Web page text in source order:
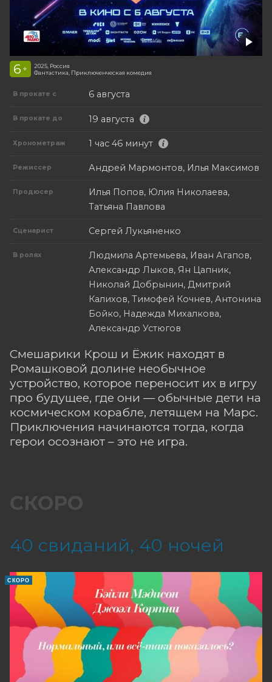
6 +
2025, Россия
Фантастика, Приключенческая комедия
В прокате с 6 августа
В прокате до 19 августа
Хронометраж 1 час 46 минут
Режиссер Андрей Мармонтов, Илья Максимов
Продюсер
Илья Попов, Юлия Николаева,
Татьяна Павлова
Сценарист Сергей Лукьяненко
В ролях
Людмила Артемьева, Иван Агапов,
Александр Лыков, Ян Цапник,
Николай Добрынин, Дмитрий
Калихов, Тимофей Кочнев, Антонина
Бойко, Надежда Михалкова,
Александр Устюгов
Смешарики Крош и Ёжик находят в
Ромашковой долине необычное
устройство, которое переносит их в игру
про будущее, где они — обычные дети на
космическом корабле, летящем на Марс.
Приключения начинаются тогда, когда
герои осознают – это не игра.
СКОРО
40 свиданий, 40 ночей
СКОРО